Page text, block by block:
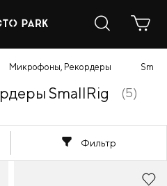
Микрофоны, Рекордеры
SmallRig (5)
Фильтр